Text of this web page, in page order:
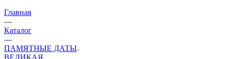
Главная
—
Каталог
—
ПАМЯТНЫЕ ДАТЫ
ВЕЛИКАЯ